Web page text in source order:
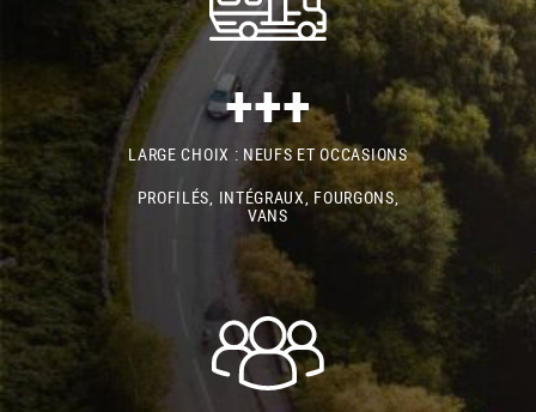
+++
LARGE CHOIX : NEUFS ET OCCASIONS
PROFILÉS, INTÉGRAUX, FOURGONS,
VANS